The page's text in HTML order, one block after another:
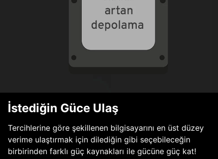
İstediğin Güce Ulaş
Tercihlerine göre şekillenen bilgisayarını en üst düzey
verime ulaştırmak için dilediğin gibi seçebileceğin
birbirinden farklı güç kaynakları ile gücüne güç kat!